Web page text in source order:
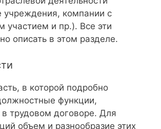
компании с
участием и пр.). Все эти
описать в этом разделе.
в которой подробно
функции,
трудовом договоре. Для
объем и разнообразие этих